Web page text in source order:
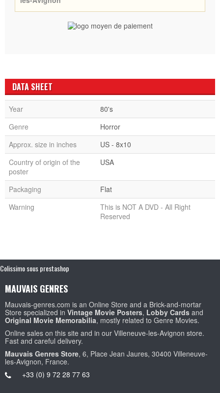
DATA SHEET
Year
80's
Genre
Horror
Approx. size in inches
US - 8x10
Country of origin of the
poster
USA
Packaging
Flat
Warning
This is NOT A DVD - All Right
Reserved
Colissimo sous prestashop
MAUVAIS GENRES
Mauvais-genres.com is an Online Store and a Brick-and-mortar
Store specialized in Vintage Movie Posters, Lobby Cards and
Original Movie Memorabilia, mostly related to Genre Movies.
Online sales on this site and in our Villeneuve-les-Avignon store.
Fast and careful delivery.
Mauvais Genres Store, 6, Place Jean Jaures, 30400 Villeneuve-
les-Avignon, France.
+33 (0) 9 72 28 77 63